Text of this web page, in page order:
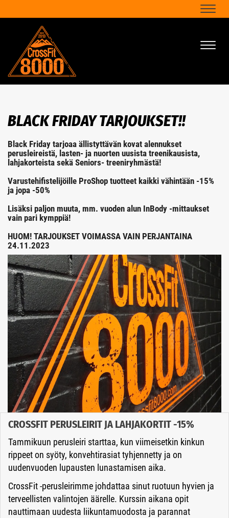
BLACK FRIDAY TARJOUKSET!!
Black Friday tarjoaa ällistyttävän kovat alennukset
perusleireistä, lasten- ja nuorten uusista treenikausista,
lahjakorteista sekä Seniors- treeniryhmästä!
Varustehifistelijöille ProShop tuotteet kaikki vähintään -15%
ja jopa -50%
Lisäksi paljon muuta, mm. vuoden alun InBody -mittaukset
vain pari kymppiä!
HUOM! TARJOUKSET VOIMASSA VAIN PERJANTAINA
24.11.2023
CROSSFIT PERUSLEIRIT JA LAHJAKORTIT -15%
Tammikuun perusleiri starttaa, kun viimeisetkin kinkun
rippeet on syöty, konvehtirasiat tyhjennetty ja on
uudenvuoden lupausten lunastamisen aika.
CrossFit -perusleirimme johdattaa sinut ruotuun hyvien ja
terveellisten valintojen äärelle. Kurssin aikana opit
nauttimaan uudesta liikuntamuodosta ja parannat